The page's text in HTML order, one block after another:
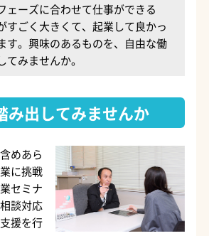
ェーズに合わせて仕事ができる
すごく大きくて、起業して良かっ
す。興味のあるものを、自由な働
てみませんか。
み出してみませんか
めあら
に挑戦
セミナ
談対応
援を行